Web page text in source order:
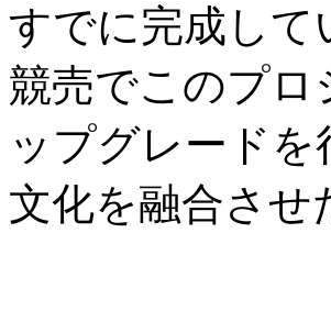
すでに完成して
競売でこのプロ
ップグレード
文化を融合させ